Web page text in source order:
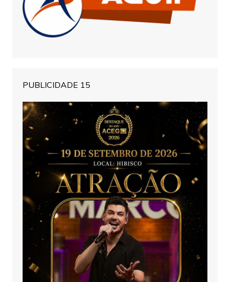
PUBLICIDADE 15